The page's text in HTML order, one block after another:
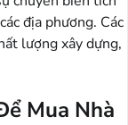
địa phương. Các
lượng xây dựng,
Mua Nhà